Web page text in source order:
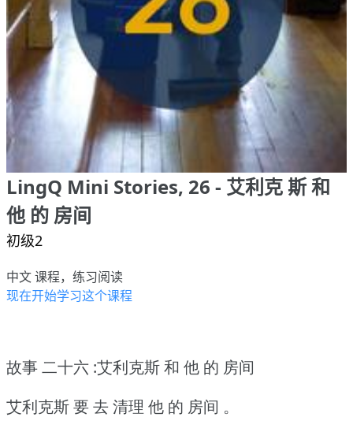
LingQ Mini Stories, 26 - 艾利克 斯 和
他 的 房间
初级2
中文 课程，练习阅读
现在开始学习这个课程
故事 二十六 :艾利克斯 和 他 的 房间
艾利克斯 要 去 清理 他 的 房间 。